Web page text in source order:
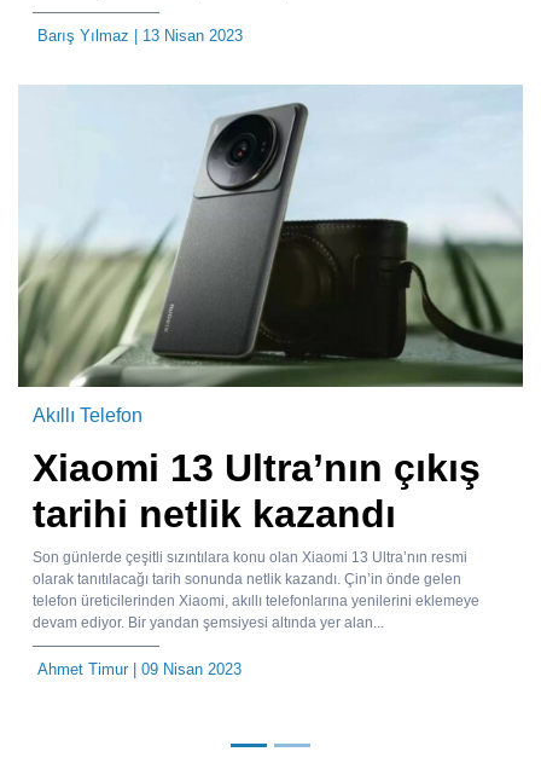
Barış Yılmaz | 13 Nisan 2023
Akıllı Telefon
Xiaomi 13 Ultra’nın çıkış
tarihi netlik kazandı
Son günlerde çeşitli sızıntılara konu olan Xiaomi 13 Ultra’nın resmi
olarak tanıtılacağı tarih sonunda netlik kazandı. Çin’in önde gelen
telefon üreticilerinden Xiaomi, akıllı telefonlarına yenilerini eklemeye
devam ediyor. Bir yandan şemsiyesi altında yer alan...
Ahmet Timur| 09 Nisan 2023